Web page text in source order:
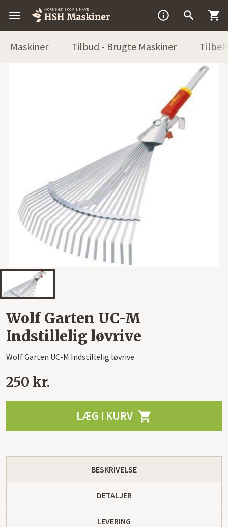
  
Maskiner Tilbud - Brugte Maskiner
Wolf Garten UC-M
Indstillelig løvrive
Wolf Garten UC-M Indstillelig løvrive
250 kr.
LÆG I KURV 
BESKRIVELSE
DETALJER
LEVERING